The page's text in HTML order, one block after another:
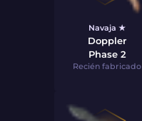
Navaja ★
Doppler
Phase 2
Recién fabricado